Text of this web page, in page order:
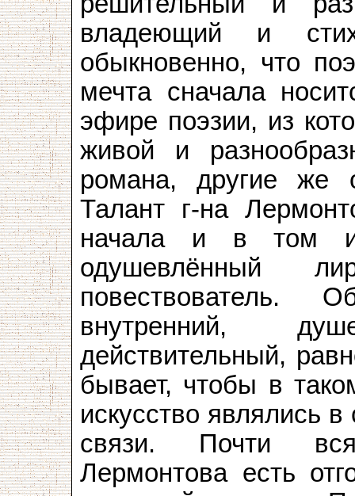
владеющий и
обыкновенно, что
мечта сначала
эфире поэзии, из
живой и
романа, другие же
Талант г-на
начала и в том
одушевлённый
внутренний,
действительный,
бывает, чтобы в
искусство являлись
связи. Почти
Лермонтова есть